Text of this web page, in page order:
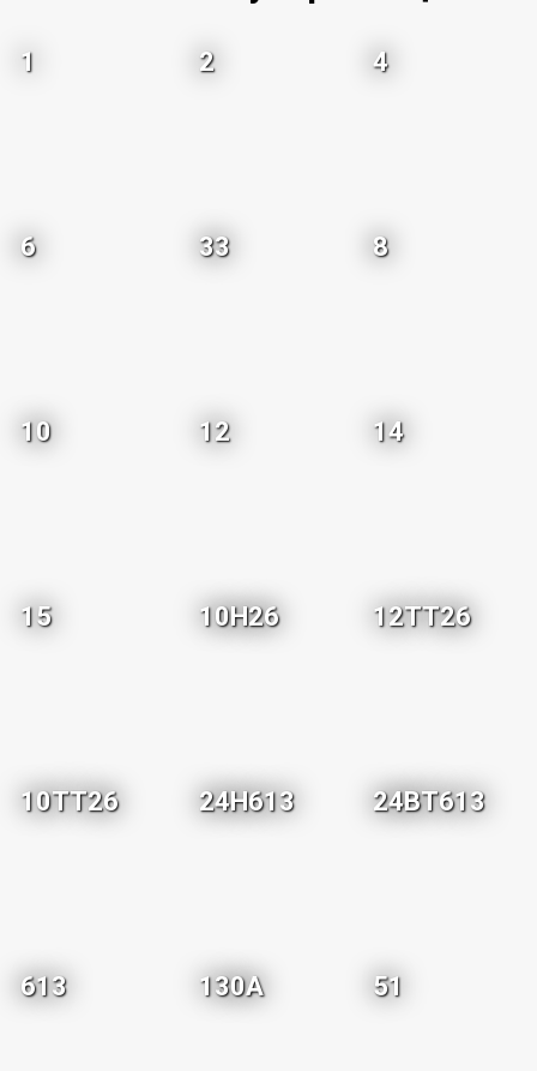
1 2 4
6 33 8
10 12 14
15 10H26 12TT26
10TT26 24H613 24BT613
613 130A 51